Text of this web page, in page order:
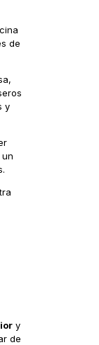
de
y
y
de